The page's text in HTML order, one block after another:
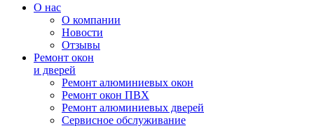
О нас
О компании
Новости
Отзывы
Ремонт окон
и дверей
Ремонт алюминиевых окон
Ремонт окон ПВХ
Ремонт алюминиевых дверей
Сервисное обслуживание